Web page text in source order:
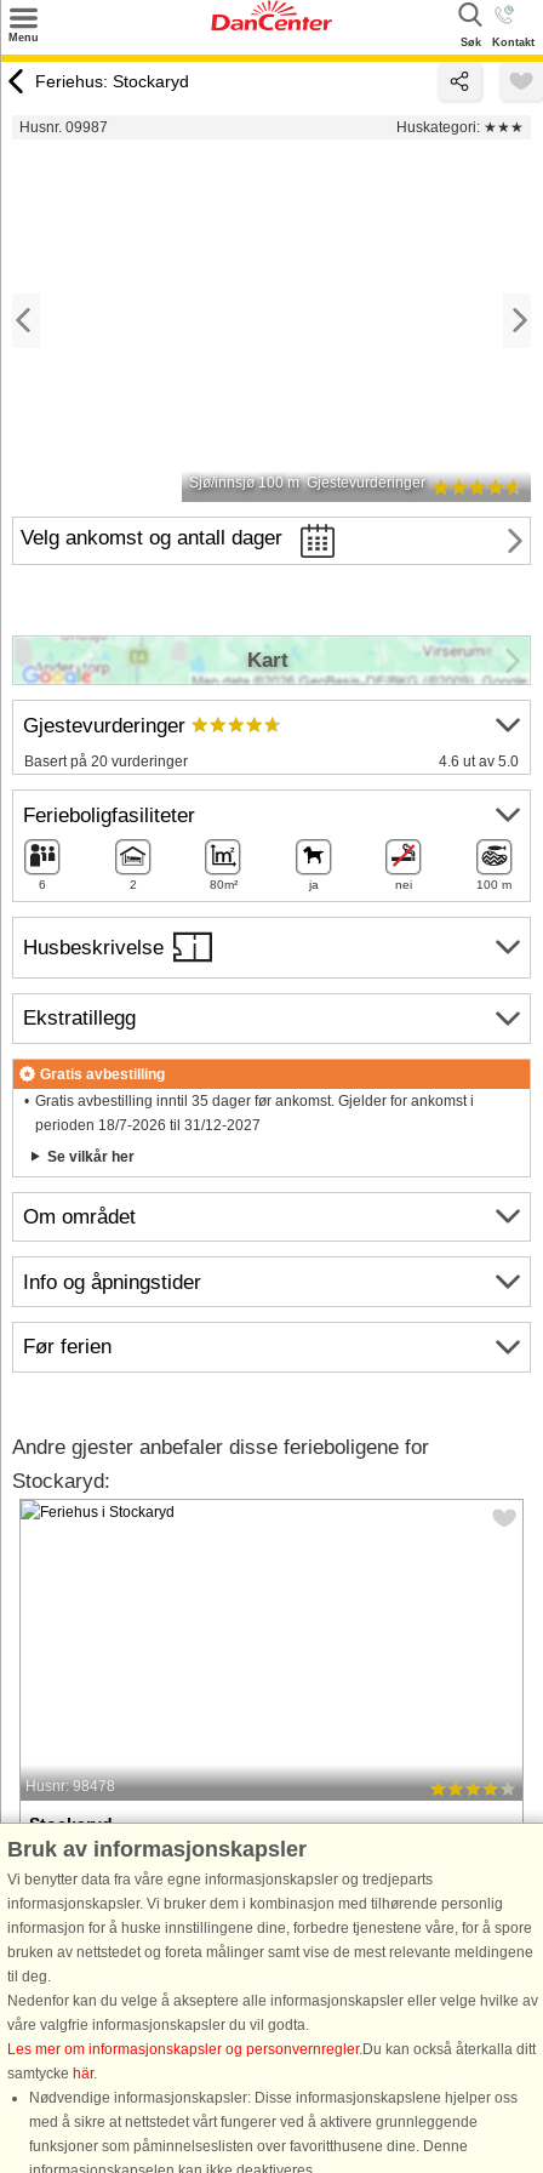
Menu Kontakt
Søk
Tilbud
Feriehus: Stockaryd
Husnr. 09987 Huskategori: ★★★
Sjø/innsjø 100 m Gjestevurderinger
Velg ankomst og antall dager
Husbeskrivelse
Om området
Info og åpningstider
Før ferien
Gjestevurderinger
Basert på 20 vurderinger 4.6 ut av 5.0
Ferieboligfasiliteter
6 2 80m² ja nei 100 m
Ekstratillegg
Gratis avbestilling
Gratis avbestilling inntil 35 dager før ankomst. Gjelder for ankomst i
perioden 18/7-2026 til 31/12-2027
Se vilkår her
Kart
Andre gjester anbefaler disse ferieboligene for
Stockaryd:
Husnr: 98478
Stockaryd
6 personer, 150 m²
1,0 km til kyst.
Fräsch stuga med enskilt läge i den småländska skogen. Stugan
renoverades i början av 2000-talet med nytt modernt kök. Två badrum
varav ett med badkar, det andra med dusch och vedeldad bastu.
Vardagsrummet ...
fra 3.882 NOK
Bruk av informasjonskapsler
Vi benytter data fra våre egne informasjonskapsler og tredjeparts
informasjonskapsler. Vi bruker dem i kombinasjon med tilhørende personlig
informasjon for å huske innstillingene dine, forbedre tjenestene våre, for å spore
bruken av nettstedet og foreta målinger samt vise de mest relevante meldingene
til deg.
Nedenfor kan du velge å akseptere alle informasjonskapsler eller velge hvilke av
våre valgfrie informasjonskapsler du vil godta.
Les mer om informasjonskapsler og personvernregler.Du kan också återkalla ditt
samtycke här.
Nødvendige informasjonskapsler: Disse informasjonskapslene hjelper oss
med å sikre at nettstedet vårt fungerer ved å aktivere grunnleggende
funksjoner som påminnelseslisten over favoritthusene dine. Denne